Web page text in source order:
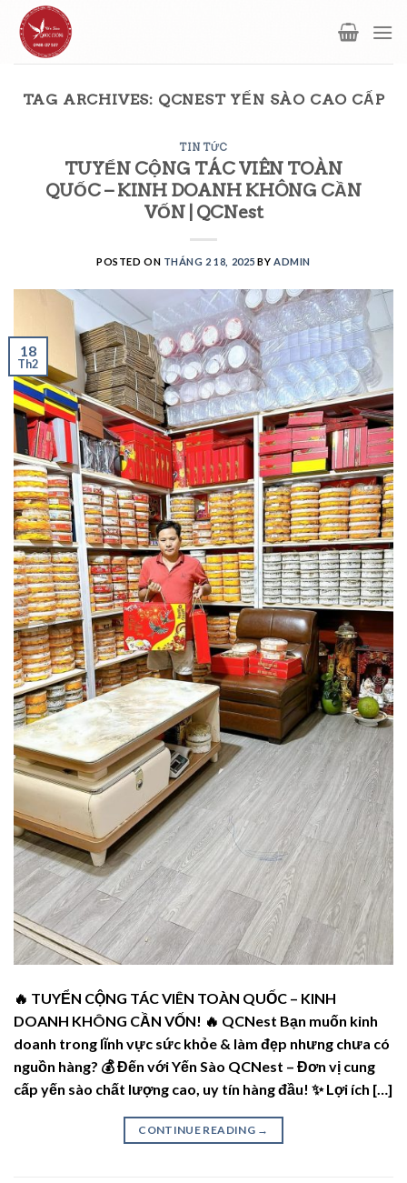
Skip
content
TAG ARCHIVES: QCNEST YẾN SÀO CAO CẤP
TIN TỨC
TUYỂN CỘNG TÁC VIÊN TOÀN
QUỐC – KINH DOANH KHÔNG CẦN
VỐN | QCNest
POSTED ON THÁNG 2 18, 2025 BY ADMIN
18
Th2
🔥 TUYỂN CỘNG TÁC VIÊN TOÀN QUỐC – KINH
DOANH KHÔNG CẦN VỐN! 🔥 QCNest Bạn muốn kinh
doanh trong lĩnh vực sức khỏe & làm đẹp nhưng chưa có
nguồn hàng? 💰 Đến với Yến Sào QCNest – Đơn vị cung
cấp yến sào chất lượng cao, uy tín hàng đầu! ✨ Lợi ích […]
CONTINUE READING →